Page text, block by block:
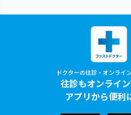
ドクターの往診・オンライ
往診もオンライ
アプリから便利